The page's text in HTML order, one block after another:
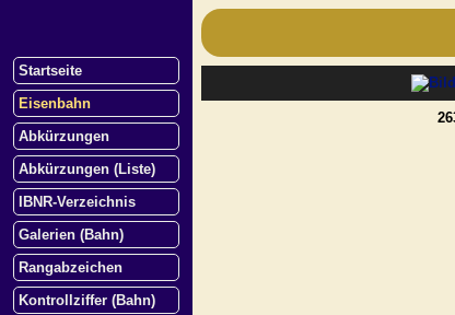
Startseite
Eisenbahn
Abkürzungen
Abkürzungen (Liste)
IBNR-Verzeichnis
Galerien (Bahn)
Rangabzeichen
Kontrollziffer (Bahn)